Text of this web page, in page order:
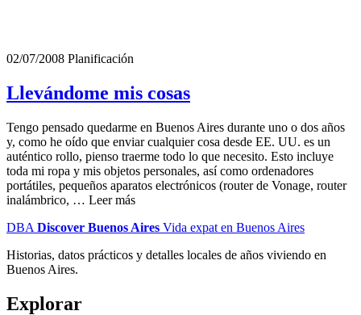
02/07/2008 Planificación
Llevándome mis cosas
Tengo pensado quedarme en Buenos Aires durante uno o dos años
y, como he oído que enviar cualquier cosa desde EE. UU. es un
auténtico rollo, pienso traerme todo lo que necesito. Esto incluye
toda mi ropa y mis objetos personales, así como ordenadores
portátiles, pequeños aparatos electrónicos (router de Vonage, router
inalámbrico, … Leer más
DBA Discover Buenos Aires Vida expat en Buenos Aires
Historias, datos prácticos y detalles locales de años viviendo en
Buenos Aires.
Explorar